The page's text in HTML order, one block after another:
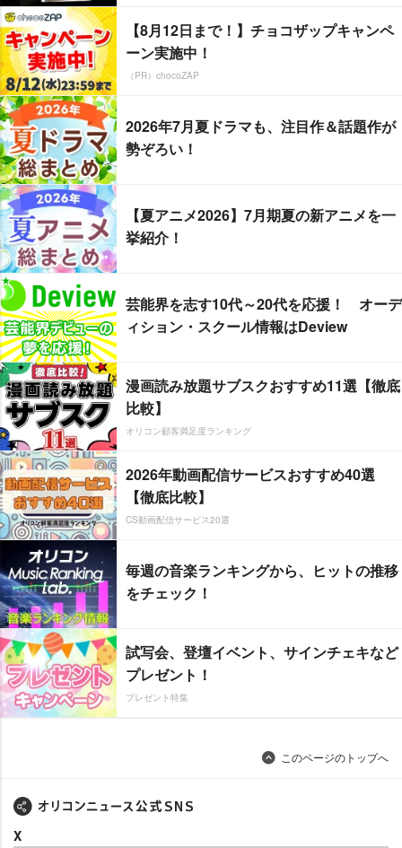
【8月12日まで！】チョコザップキャンペ
ーン実施中！
（PR）chocoZAP
2026年7月夏ドラマも、注目作＆話題作が
勢ぞろい！
【夏アニメ2026】7月期夏の新アニメを一
挙紹介！
芸能界を志す10代～20代を応援！ オーデ
ィション・スクール情報はDeview
漫画読み放題サブスクおすすめ11選【徹底
比較】
オリコン顧客満足度ランキング
2026年動画配信サービスおすすめ40選
【徹底比較】
CS動画配信サービス20選
毎週の音楽ランキングから、ヒットの推移
をチェック！
試写会、登壇イベント、サインチェキなど
プレゼント！
プレゼント特集
このページのトップへ
X